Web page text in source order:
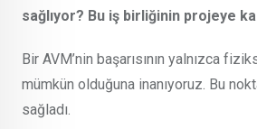
sağlıyor? Bu iş birliğinin projeye
Bir AVM’nin başarısının yalnızca
mümkün olduğuna inanıyoruz. Bu
sağladı.